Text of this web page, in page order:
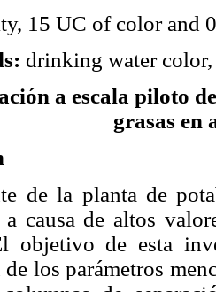
15 UC of color and
: drinking water
a escala piloto
grasas en
de la planta de
a causa de altos
objetivo de esta
los parámetros